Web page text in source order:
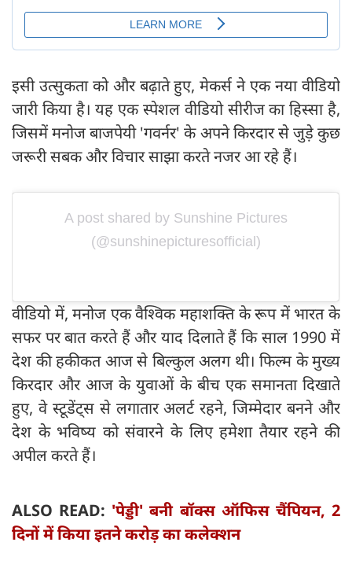
इसी उत्सुकता को और बढ़ाते हुए, मेकर्स ने एक नया वीडियो
जारी किया है। यह एक स्पेशल वीडियो सीरीज का हिस्सा है,
जिसमें मनोज बाजपेयी 'गवर्नर' के अपने किरदार से जुड़े कुछ
जरूरी सबक और विचार साझा करते नजर आ रहे हैं।
A post shared by Sunshine Pictures
(@sunshinepicturesofficial)
​वीडियो में, मनोज एक वैश्विक महाशक्ति के रूप में भारत के
सफर पर बात करते हैं और याद दिलाते हैं कि साल 1990 में
देश की हकीकत आज से बिल्कुल अलग थी। फिल्म के मुख्य
किरदार और आज के युवाओं के बीच एक समानता दिखाते
हुए, वे स्टूडेंट्स से लगातार अलर्ट रहने, जिम्मेदार बनने और
देश के भविष्य को संवारने के लिए हमेशा तैयार रहने की
अपील करते हैं।
ALSO READ: 'पेड्डी' बनी बॉक्स ऑफिस चैंपियन, 2
दिनों में किया इतने करोड़ का कलेक्शन